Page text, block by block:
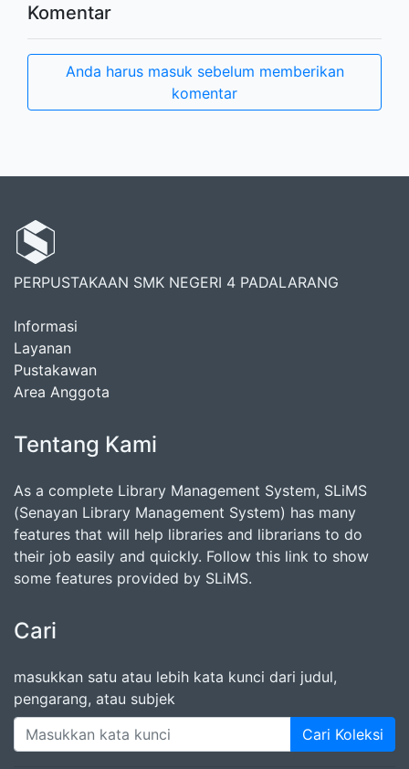
Komentar
Anda harus masuk sebelum memberikan
komentar
PERPUSTAKAAN SMK NEGERI 4 PADALARANG
Informasi
Layanan
Pustakawan
Area Anggota
Tentang Kami
As a complete Library Management System, SLiMS
(Senayan Library Management System) has many
features that will help libraries and librarians to do
their job easily and quickly. Follow this link to show
some features provided by SLiMS.
Cari
masukkan satu atau lebih kata kunci dari judul,
pengarang, atau subjek
Cari Koleksi